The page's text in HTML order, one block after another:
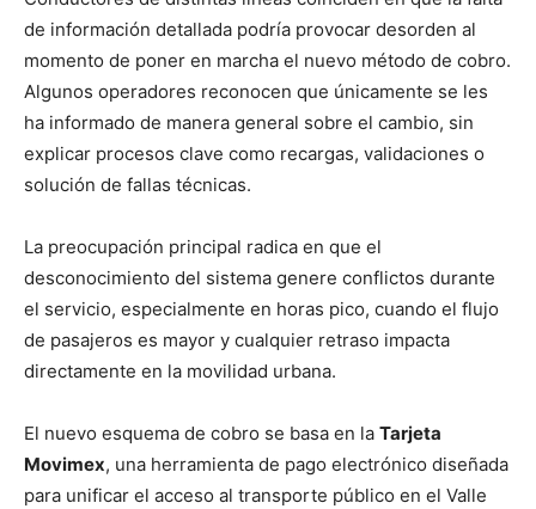
de información detallada podría provocar desorden al
momento de poner en marcha el nuevo método de cobro.
Algunos operadores reconocen que únicamente se les
ha informado de manera general sobre el cambio, sin
explicar procesos clave como recargas, validaciones o
solución de fallas técnicas.
La preocupación principal radica en que el
desconocimiento del sistema genere conflictos durante
el servicio, especialmente en horas pico, cuando el flujo
de pasajeros es mayor y cualquier retraso impacta
directamente en la movilidad urbana.
El nuevo esquema de cobro se basa en la Tarjeta
Movimex, una herramienta de pago electrónico diseñada
para unificar el acceso al transporte público en el Valle